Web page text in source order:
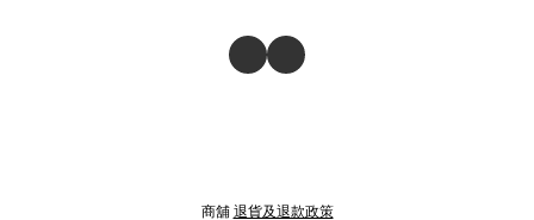
商舖 退貨及退款政策